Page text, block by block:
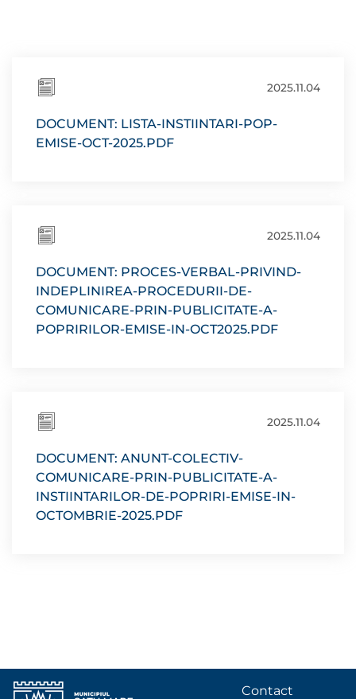
2025.11.04
DOCUMENT: LISTA-INSTIINTARI-POP-
EMISE-OCT-2025.PDF
2025.11.04
DOCUMENT: PROCES-VERBAL-PRIVIND-
INDEPLINIREA-PROCEDURII-DE-
COMUNICARE-PRIN-PUBLICITATE-A-
POPRIRILOR-EMISE-IN-OCT2025.PDF
2025.11.04
DOCUMENT: ANUNT-COLECTIV-
COMUNICARE-PRIN-PUBLICITATE-A-
INSTIINTARILOR-DE-POPRIRI-EMISE-IN-
OCTOMBRIE-2025.PDF
Contact